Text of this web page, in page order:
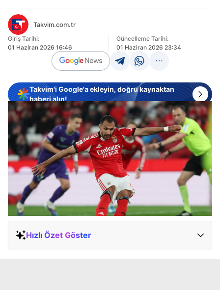
Takvim.com.tr
Giriş Tarihi:
01 Haziran 2026 16:46
Güncelleme Tarihi:
01 Haziran 2026 23:34
Takvim'i Google'a ekleyin, doğru kaynaktan
haberi alın!
Hızlı Özet Göster